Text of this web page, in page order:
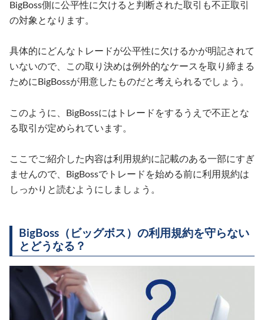
BigBoss側に公平性に欠けると判断された取引も不正取引
の対象となります。
具体的にどんなトレードが公平性に欠けるかが明記されて
いないので、この取り決めは例外的なケースを取り締まる
ためにBigBossが用意したものだと考えられるでしょう。
このように、BigBossにはトレードをするうえで不正とな
る取引が定められています。
ここでご紹介した内容は利用規約に記載のある一部にすぎ
ませんので、BigBossでトレードを始める前に利用規約は
しっかりと読むようにしましょう。
BigBoss（ビッグボス）の利用規約を守らない
とどうなる？